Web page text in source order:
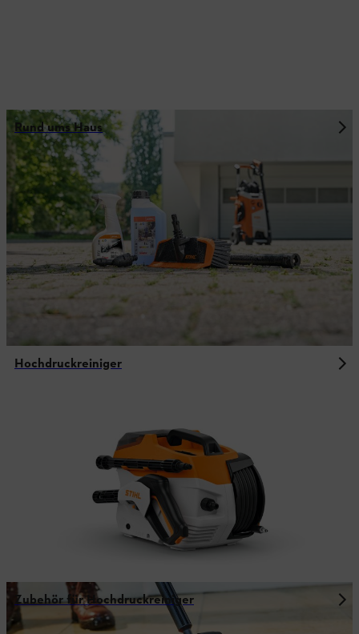
Rund ums Haus
Hochdruckreiniger
Zubehör für Hochdruckreiniger